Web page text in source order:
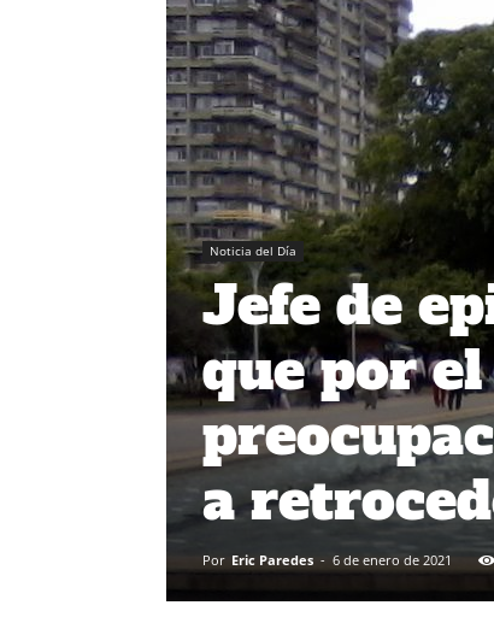
Noticia del Día
Jefe de
que por
a
Por Eric Paredes - 6 de enero de 2021